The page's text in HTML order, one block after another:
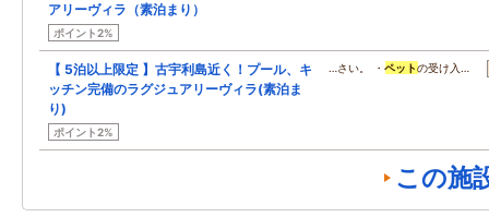
アリーヴィラ（素泊まり）
ポイント2%
【 5泊以上限定 】古宇利島近く！プール、キ
ッチン完備のラグジュアリーヴィラ(素泊ま
り)
ポイント2%
…さい。 ・ペットの受け入…
この施